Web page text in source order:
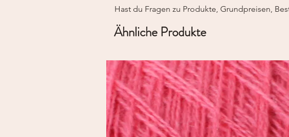
Hast du Fragen zu Produkte, Grundpreisen,
Ähnliche Produkte